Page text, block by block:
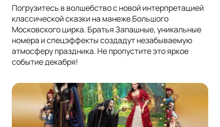
Погрузитесь в волшебство с новой интерпретацией
классической сказки на манеже Большого
Московского цирка. Братья Запашные, уникальные
номера и спецэффекты создадут незабываемую
атмосферу праздника. Не пропустите это яркое
событие декабря!